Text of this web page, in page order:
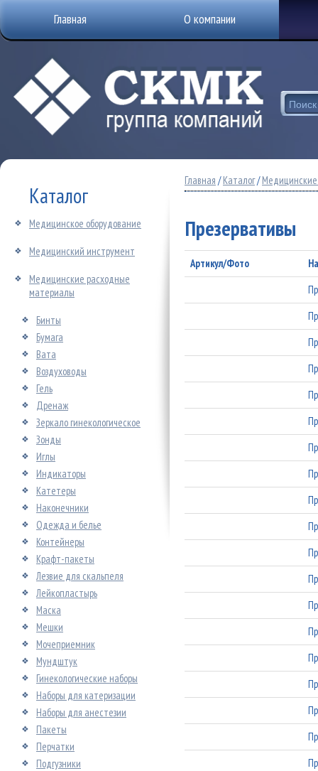
Главная О компании
Каталог
Медицинское оборудование
Медицинский инструмент
Медицинские расходные
материалы
Бинты
Бумага
Вата
Воздуховоды
Гель
Дренаж
Зеркало гинекологическое
Зонды
Иглы
Индикаторы
Катетеры
Наконечники
Одежда и белье
Контейнеры
Крафт-пакеты
Лезвие для скальпеля
Лейкопластырь
Маска
Мешки
Мочеприемник
Мундштук
Гинекологические наборы
Наборы для катеризации
Наборы для анестезии
Пакеты
Перчатки
Подгузники
Главная /Каталог/
Презервативы
Артикул/Фото